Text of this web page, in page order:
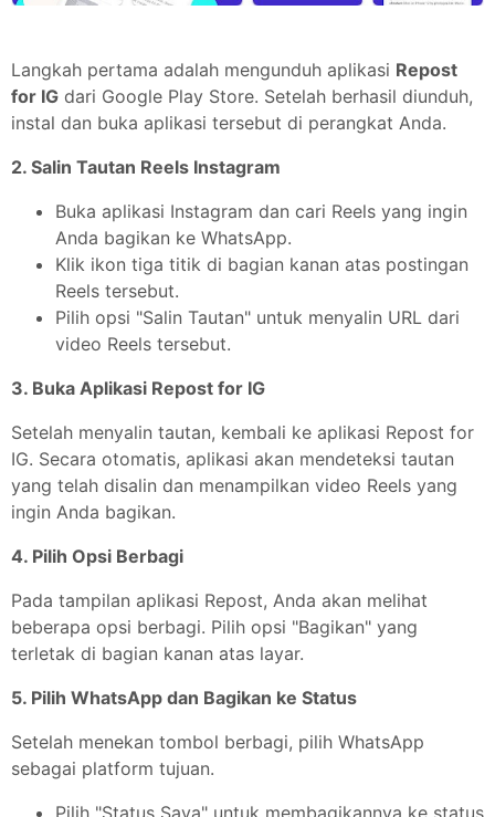
Langkah pertama adalah mengunduh aplikasi Repost
for IG dari Google Play Store. Setelah berhasil diunduh,
instal dan buka aplikasi tersebut di perangkat Anda.
2. Salin Tautan Reels Instagram
Buka aplikasi Instagram dan cari Reels yang ingin
Anda bagikan ke WhatsApp.
Klik ikon tiga titik di bagian kanan atas postingan
Reels tersebut.
Pilih opsi "Salin Tautan" untuk menyalin URL dari
video Reels tersebut.
3. Buka Aplikasi Repost for IG
Setelah menyalin tautan, kembali ke aplikasi Repost for
IG. Secara otomatis, aplikasi akan mendeteksi tautan
yang telah disalin dan menampilkan video Reels yang
ingin Anda bagikan.
4. Pilih Opsi Berbagi
Pada tampilan aplikasi Repost, Anda akan melihat
beberapa opsi berbagi. Pilih opsi "Bagikan" yang
terletak di bagian kanan atas layar.
5. Pilih WhatsApp dan Bagikan ke Status
Setelah menekan tombol berbagi, pilih WhatsApp
sebagai platform tujuan.
Pilih "Status Saya" untuk membagikannya ke status